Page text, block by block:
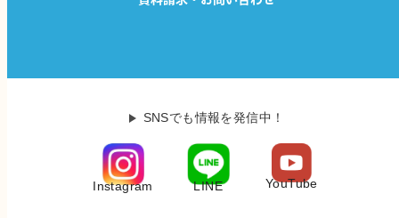
SNSでも情報を発信中！
Instagram LINE YouTube